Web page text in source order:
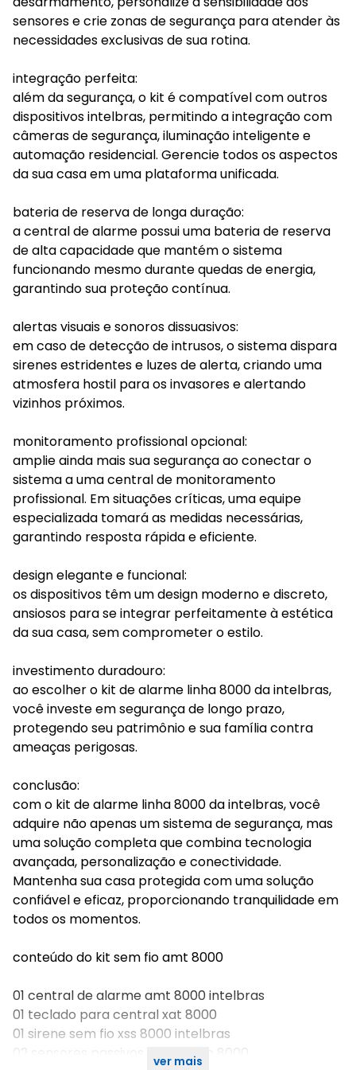
sensores e crie zonas de segurança para atender às
necessidades exclusivas de sua rotina.
integração perfeita:
além da segurança, o kit é compatível com outros
dispositivos intelbras, permitindo a integração com
câmeras de segurança, iluminação inteligente e
automação residencial. Gerencie todos os aspectos
da sua casa em uma plataforma unificada.
bateria de reserva de longa duração:
a central de alarme possui uma bateria de reserva
de alta capacidade que mantém o sistema
funcionando mesmo durante quedas de energia,
garantindo sua proteção contínua.
alertas visuais e sonoros dissuasivos:
em caso de detecção de intrusos, o sistema dispara
sirenes estridentes e luzes de alerta, criando uma
atmosfera hostil para os invasores e alertando
vizinhos próximos.
monitoramento profissional opcional:
amplie ainda mais sua segurança ao conectar o
sistema a uma central de monitoramento
profissional. Em situações críticas, uma equipe
especializada tomará as medidas necessárias,
garantindo resposta rápida e eficiente.
design elegante e funcional:
os dispositivos têm um design moderno e discreto,
ansiosos para se integrar perfeitamente à estética
da sua casa, sem comprometer o estilo.
investimento duradouro:
ao escolher o kit de alarme linha 8000 da intelbras,
você investe em segurança de longo prazo,
protegendo seu patrimônio e sua família contra
ameaças perigosas.
conclusão:
com o kit de alarme linha 8000 da intelbras, você
adquire não apenas um sistema de segurança, mas
uma solução completa que combina tecnologia
avançada, personalização e conectividade.
Mantenha sua casa protegida com uma solução
confiável e eficaz, proporcionando tranquilidade em
todos os momentos.
conteúdo do kit sem fio amt 8000
01 central de alarme amt 8000 intelbras
01 teclado para central xat 8000
01 sirene sem fio xss 8000 intelbras
02 sensores passivos sem fio ivp 8000
ver mais